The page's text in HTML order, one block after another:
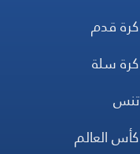
كرة قدم
كرة سلة
تنس
كأس العالم